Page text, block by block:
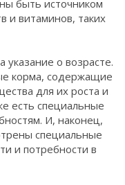
быть источником
и витаминов, таких
о возрасте.
корма, содержащие
для их роста и
есть специальные
И, наконец,
специальные
и потребности в